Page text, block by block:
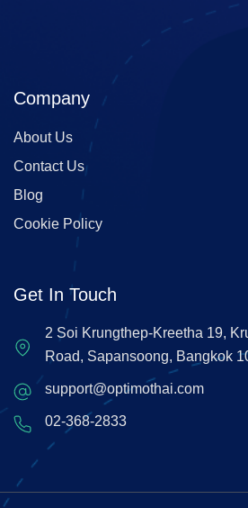
Company
About Us
Contact Us
Blog
Cookie Policy
Get In Touch
2 Soi Krungthep-Kreetha 19,
Road, Sapansoong, Bangkok
support@optimothai.com
02-368-2833